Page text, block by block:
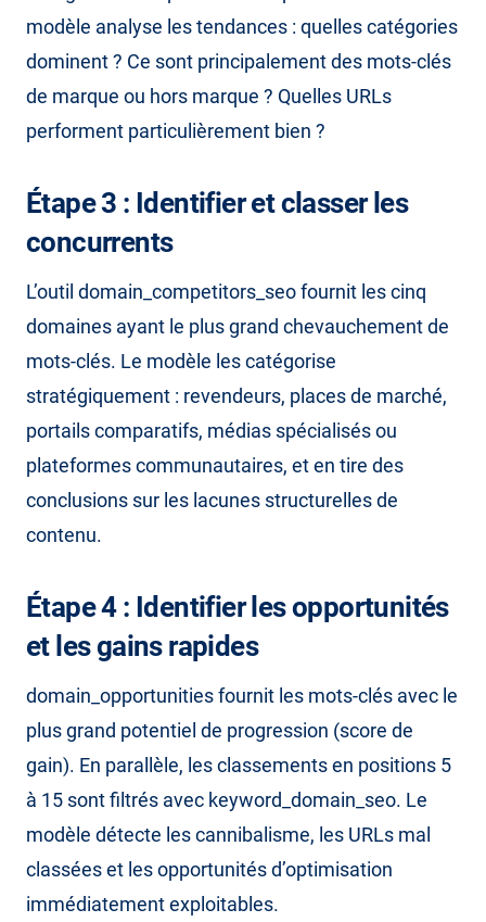
modèle analyse les tendances : quelles catégories
dominent ? Ce sont principalement des mots-clés
de marque ou hors marque ? Quelles URLs
performent particulièrement bien ?
Étape 3 : Identifier et classer les
concurrents
L’outil domain_competitors_seo fournit les cinq
domaines ayant le plus grand chevauchement de
mots-clés. Le modèle les catégorise
stratégiquement : revendeurs, places de marché,
portails comparatifs, médias spécialisés ou
plateformes communautaires, et en tire des
conclusions sur les lacunes structurelles de
contenu.
Étape 4 : Identifier les opportunités
et les gains rapides
domain_opportunities fournit les mots-clés avec le
plus grand potentiel de progression (score de
gain). En parallèle, les classements en positions 5
à 15 sont filtrés avec keyword_domain_seo. Le
modèle détecte les cannibalisme, les URLs mal
classées et les opportunités d’optimisation
immédiatement exploitables.